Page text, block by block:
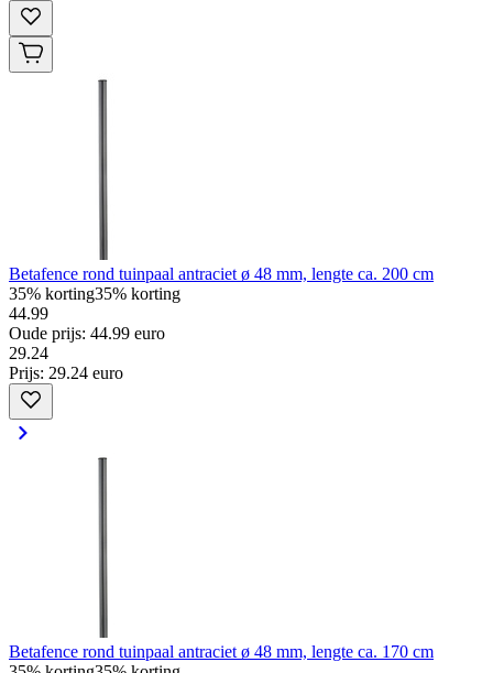
Betafence rond tuinpaal antraciet ø 48 mm, lengte ca. 200 cm
35% korting35% korting
44.99
Oude prijs: 44.99 euro
29.24
Prijs: 29.24 euro
Betafence rond tuinpaal antraciet ø 48 mm, lengte ca. 170 cm